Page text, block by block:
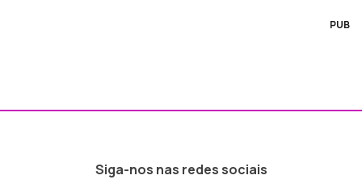
PUB
Siga-nos nas redes sociais